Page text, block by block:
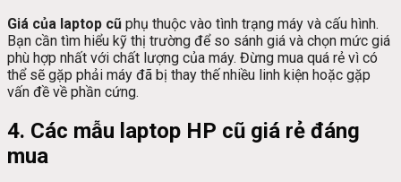
Giá của laptop cũ phụ thuộc vào tình trạng máy và cấu hình.
Bạn cần tìm hiểu kỹ thị trường để so sánh giá và chọn mức giá
phù hợp nhất với chất lượng của máy. Đừng mua quá rẻ vì có
thể sẽ gặp phải máy đã bị thay thế nhiều linh kiện hoặc gặp
vấn đề về phần cứng.
4. Các mẫu laptop HP cũ giá rẻ đáng
mua